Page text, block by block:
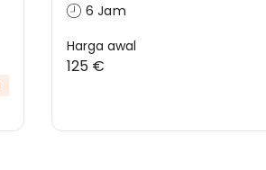
6 Jam
Harga awal
125 €